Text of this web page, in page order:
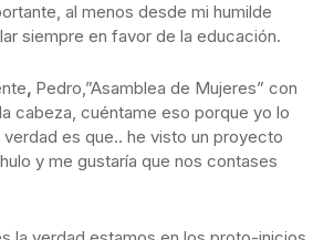
al menos desde mi humilde
siempre en favor de la educación.
, Pedro,”Asamblea de Mujeres” con
cabeza, cuéntame eso porque yo lo
es que.. he visto un proyecto
y me gustaría que nos contases